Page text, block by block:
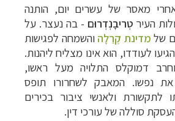
מאסר של עשרים יום, הותנה
העיר טְריבָנְדְרוּם - בה נעצר. על
של מדינת קֶרַלָה והשמחה לפגישות
לעודדו, הוא אינו מצליח ליהנות.
דמוקלס התלויה מעל ראשו,
נפשו. המאבק לשחרורו תופס
לתקשורת ולאנשי ציבור בכירים
סוללה של עורכי דין.